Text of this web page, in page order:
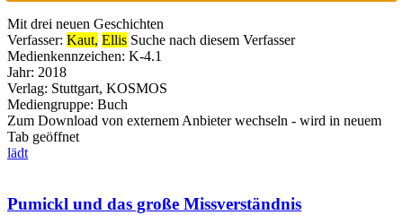
Mit drei neuen Geschichten
Verfasser: Kaut, Ellis Suche nach diesem Verfasser
Medienkennzeichen: K-4.1
Jahr: 2018
Verlag: Stuttgart, KOSMOS
Mediengruppe: Buch
Zum Download von externem Anbieter wechseln - wird in neuem
Tab geöffnet
lädt
Pumickl und das große Missverständnis